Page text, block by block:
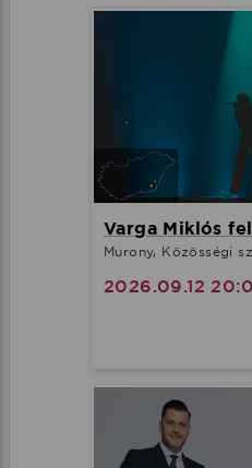
Varga Miklós
Murony, Közösségi
2026.09.12